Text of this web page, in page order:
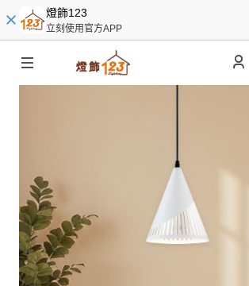
燈飾123
立刻使用官方APP